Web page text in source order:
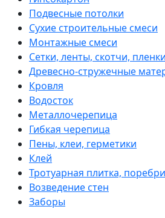
Подвесные потолки
Сухие строительные смеси
Монтажные смеси
Сетки, ленты, скотчи, пленки
Древесно-стружечные
Кровля
Водосток
Металлочерепица
Гибкая черепица
Пены, клеи, герметики
Клей
Тротуарная плитка,
Возведение стен
Заборы